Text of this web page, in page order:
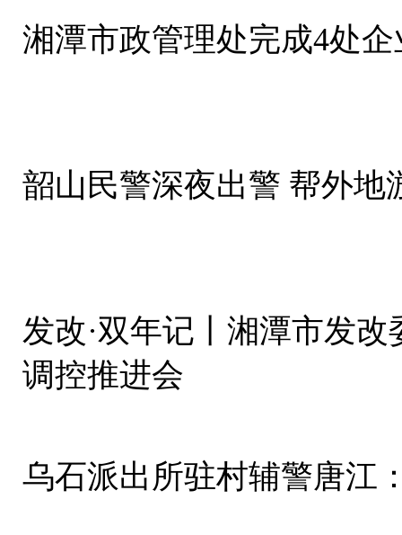
湘潭市政管理处完成4处
韶山民警深夜出警 帮外地
发改·双年记丨湘潭市发
调控推进会
乌石派出所驻村辅警唐江